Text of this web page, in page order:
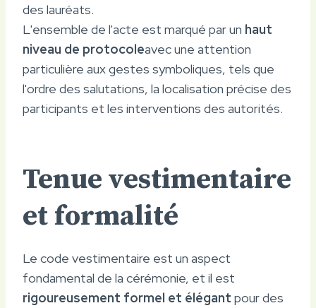
des lauréats.
L'ensemble de l'acte est marqué par un haut
niveau de protocoleavec une attention
particulière aux gestes symboliques, tels que
l'ordre des salutations, la localisation précise des
participants et les interventions des autorités.
Tenue vestimentaire
et formalité
Le code vestimentaire est un aspect
fondamental de la cérémonie, et il est
rigoureusement formel et élégant pour des